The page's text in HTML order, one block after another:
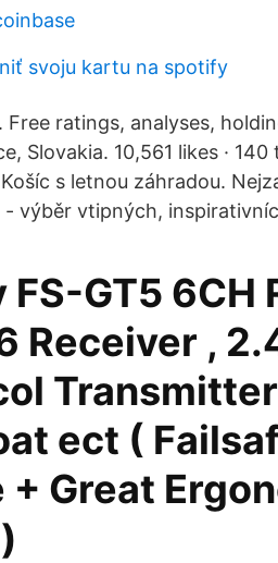
svoju kartu na spotify
Free ratings, analyses,
Slovakia. 10,561 likes ·
s letnou záhradou.
- výběr vtipných,
FS-GT5
Receiver ,
ect (
+ Great